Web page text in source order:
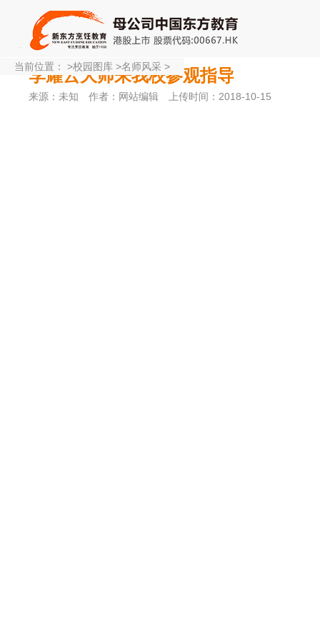
李耀云大师来我校参观指导
来源：未知 作者：网站编辑 上传时间：2018-10-15
当前位置： >校园图库 >名师风采 >